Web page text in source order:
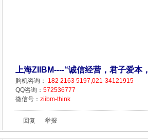
上海ZIIBM----“诚信经营，君子爱本
购机咨询：
182 2163 5197,021-34121915
QQ咨询： 572536777
微信号： ziibm-think
回复 举报